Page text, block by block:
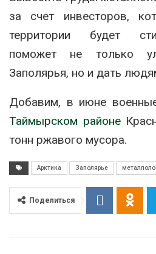
за счет инвесторов,
территории будет
поможет не только
Заполярья, но и дать
Добавим, в июне
Таймырском районе
тонн ржавого мусора.
Арктика Заполярье
Поделиться